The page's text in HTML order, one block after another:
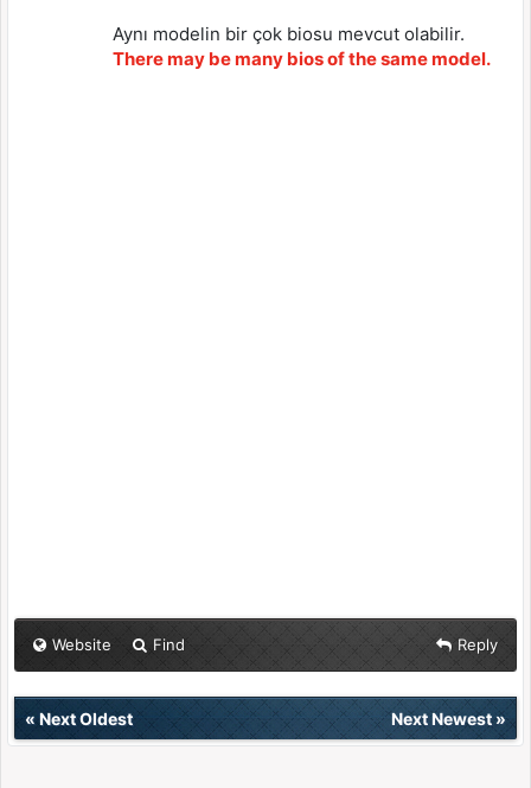
Aynı modelin bir çok biosu mevcut olabilir.
There may be many bios of the same model.
Website Find Reply
« Next Oldest Next Newest»